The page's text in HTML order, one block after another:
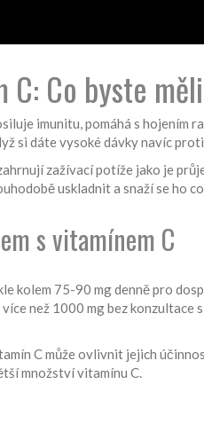
Co byste
imunitu, pomáhá s
si dáte vysoké dávky navíc
zažívací potíže jako je
uskladnit a snaží se ho
s vitamínem C
kolem 75-90 mg denně pro
než 1000 mg bez
C může ovlivnit jejich
množství vitamínu C.